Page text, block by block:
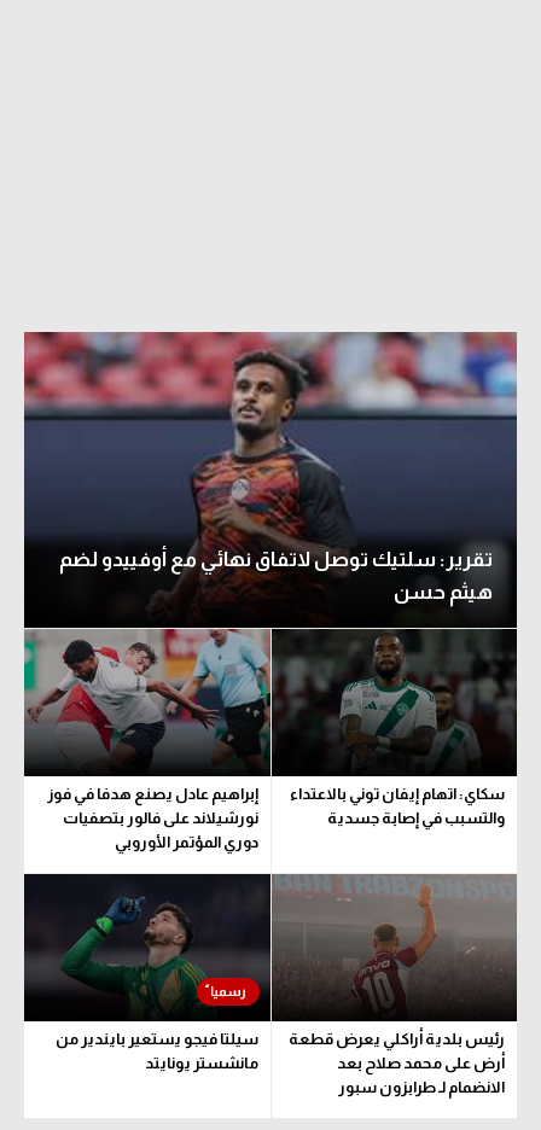
تقرير: سلتيك توصل لاتفاق نهائي مع أوفييدو لضم
هيثم حسن
سكاي: اتهام إيفان توني بالاعتداء
والتسبب في إصابة جسدية
إبراهيم عادل يصنع هدفا في فوز
نورشيلاند على فالور بتصفيات
دوري المؤتمر الأوروبي
رئيس بلدية أراكلي يعرض قطعة
أرض على محمد صلاح بعد
الانضمام لـ طرابزون سبور
سيلتا فيجو يستعير بايندير من
مانشستر يونايتد